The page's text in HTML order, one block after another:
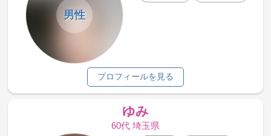
男性
プロフィールを見る
ゆみ
60代 埼玉県